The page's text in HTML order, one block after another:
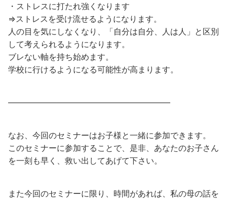
・ストレスに打たれ強くなります
⇒ストレスを受け流せるようになります。
人の目を気にしなくなり、「自分は自分、人は人」と区別
して考えられるようになります。
ブレない軸を持ち始めます。
学校に行けるようになる可能性が高まります。
————————————————————
なお、今回のセミナーはお子様と一緒に参加できます。
このセミナーに参加することで、是非、あなたのお子さん
を一刻も早く、救い出してあげて下さい。
また今回のセミナーに限り、時間があれば、私の母の話を